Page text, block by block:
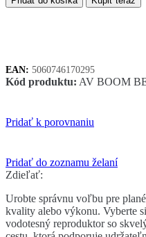
Beachboom
EAN: 5060746170295
Kód produktu: AV BOOM
Pridať k porovnaniu
Pridať do zoznamu želaní
Zdieľať:
Urobte správnu voľbu pre
kvality alebo výkonu. Vyberte
vodotesný reproduktor so